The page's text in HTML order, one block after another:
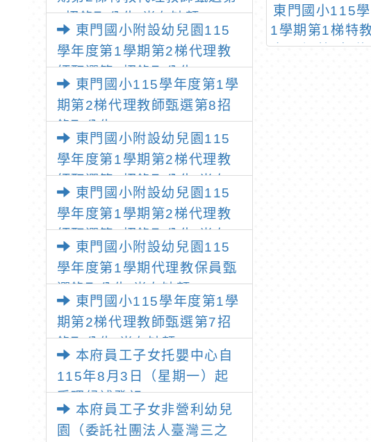
1招錄取公告(尚有缺額)
東門國小附設幼兒園115
學年度第1學期第2梯代理教
師甄選第3招錄取公告
東門國小115學年度第1學
期第2梯代理教師甄選第8招
錄取公告
東門國小附設幼兒園115
學年度第1學期第2梯代理教
師甄選第2招錄取公告(尚有
缺額)
東門國小附設幼兒園115
學年度第1學期第2梯代理教
師甄選第1招錄取公告(尚有
缺額)
東門國小附設幼兒園115
學年度第1學期代理教保員甄
選錄取公告(尚有缺額)
東門國小115學年度第1學
期第2梯代理教師甄選第7招
錄取公告(尚有缺額)
本府員工子女托嬰中心自
115年8月3日（星期一）起
受理候補登記
本府員工子女非營利幼兒
園（委託社團法人臺灣三之
110學年度第
梯第9次特教
師甄選錄取公
東門國小113學年度第
1學期第3梯代理教師甄
選第1招錄取公告
東門國小115
1學期第1梯特
師甄選第1招